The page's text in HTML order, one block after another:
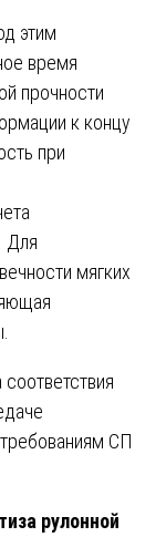
этим
время
прочности
к концу
при
Для
мягких
СП
рулонной